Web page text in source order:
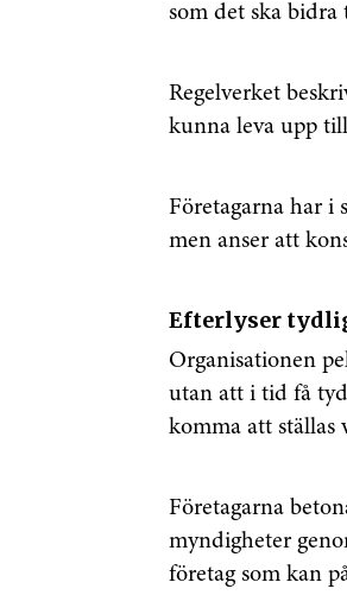
som det ska
Regelverket
kunna leva upp
Företagarna har i
men anser att
Efterlyser
Organisationen
utan att i tid få
komma att
Företagarna
myndigheter
företag som kan